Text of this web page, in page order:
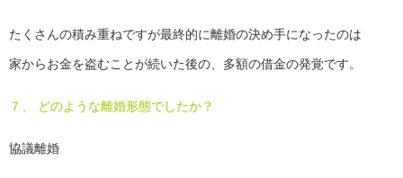
たくさんの積み重ねですが最終的に離婚の決め手になったのは
家からお金を盗むことが続いた後の、多額の借金の発覚です。
７、 どのような離婚形態でしたか？
協議離婚